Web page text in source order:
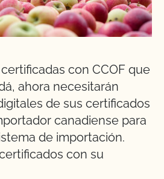
con CCOF que
ahora necesitarán
de sus certificados
canadiense para
de importación.
con su